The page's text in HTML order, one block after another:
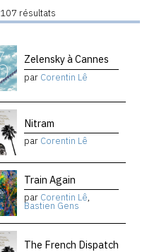
107 résultats
Zelensky à Cannes
par Corentin Lê
Nitram
par Corentin Lê
Train Again
par Corentin Lê,
Bastien Gens
The French Dispatch